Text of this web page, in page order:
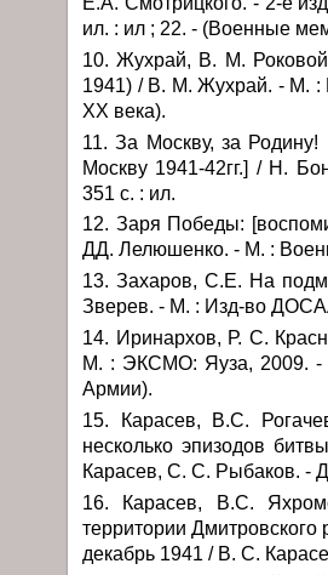
ил. : ил ; 22. - (Военные
10. Жухрай, В. М. Роковой
1941) / В. М. Жухрай. - М. :
ХХ века).
11. За Москву, за Родину!
Москву 1941-42гг.] / Н.
351 с. : ил.
12. Заря Победы:
ДД. Лелюшенко. - М. :
13. Захаров, С.Е. На
Зверев. - М. : Изд-во
14. Иринархов, Р. С.
М. : ЭКСМО: Яуза, 2009. -
Армии).
15. Карасев, В.С.
несколько эпизодов
Карасев, С. С. Рыбаков. -
16. Карасев, В.С.
территории
декабрь 1941 / В. С.